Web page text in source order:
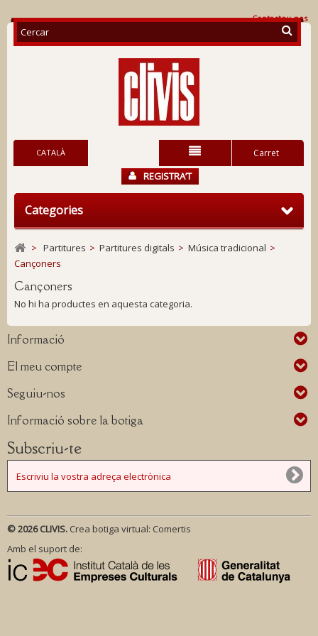
Contacteu-nos
Carret
CATALÀ
REGISTRA’T
Categories
> Partitures > Partitures digitals > Música tradicional >
Cançoners
Cançoners
No hi ha productes en aquesta categoria.
Informació
El meu compte
Seguiu-nos
Informació sobre la botiga
Subscriu-te
© 2026 CLIVIS. Crea botiga virtual: Comertis
Amb el suport de: